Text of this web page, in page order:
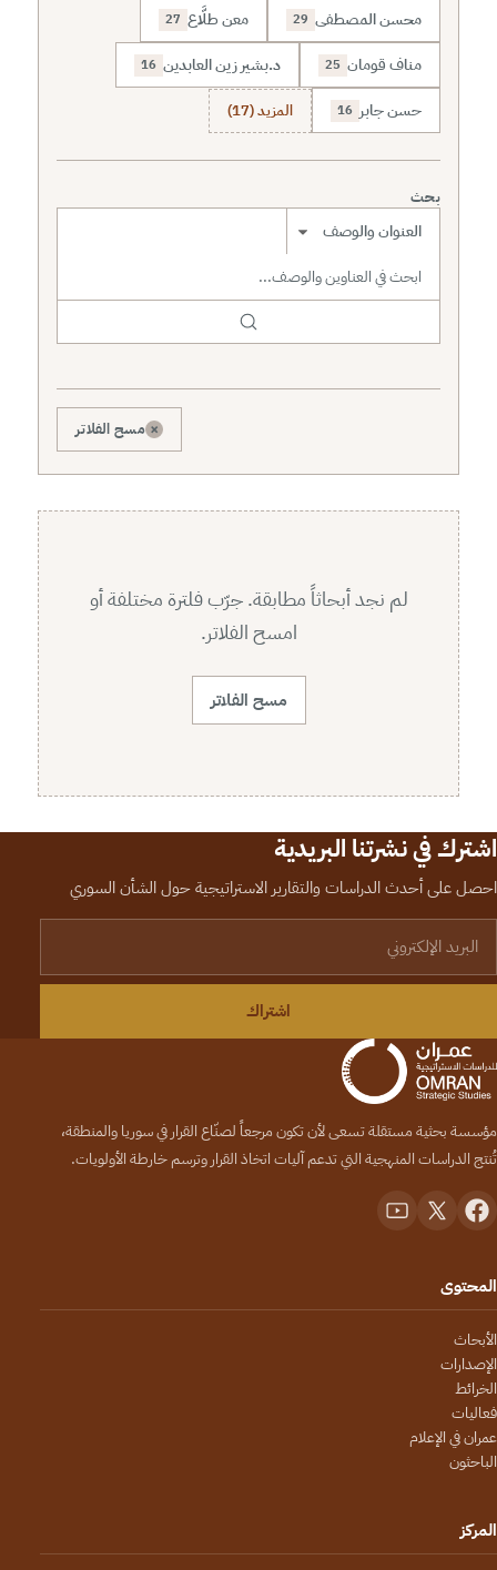
محسن المصطفى 29 معن طلَّاع 27
مناف قومان 25 د.بشير زين العابدين 16
حسن جابر 16 المزيد (17)
بحث
نطاق البحث
× مسح الفلاتر
لم نجد أبحاثاً مطابقة. جرّب فلترة مختلفة أو
امسح الفلاتر.
مسح الفلاتر
اشترك في نشرتنا البريدية
احصل على أحدث الدراسات والتقارير الاستراتيجية حول الشأن السوري
اشتراك
مؤسسة بحثية مستقلة تسعى لأن تكون مرجعاً لصنّاع القرار في سوريا والمنطقة،
تُنتج الدراسات المنهجية التي تدعم آليات اتخاذ القرار وترسم خارطة الأولويات.
المحتوى
الأبحاث
الإصدارات
الخرائط
فعاليات
عمران في الإعلام
الباحثون
المركز